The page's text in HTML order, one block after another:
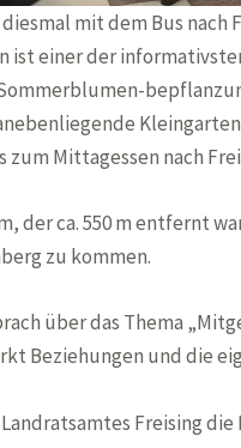
mit dem Bus
ist einer der
Mittagessen nach
der ca. 550 m entfernt
zu kommen.
über das Thema
Beziehungen und die
Freising